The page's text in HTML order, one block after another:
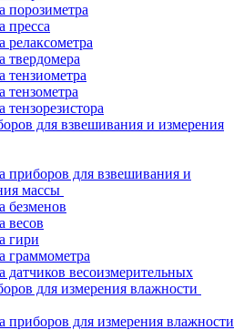
порозиметра
пресса
релаксометра
твердомера
тензиометра
тензометра
тензорезистора
для взвешивания и измерения
приборов для взвешивания и
массы
безменов
весов
гири
граммометра
датчиков весоизмерительных
для измерения влажности
приборов для измерения влажности